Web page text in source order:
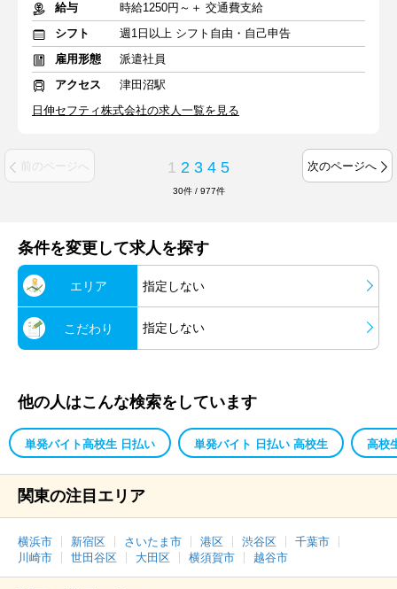
給与
時給1250円～＋ 交通費支給
シフト
週1日以上 シフト自由・自己申告
雇用形態
派遣社員
アクセス
津田沼駅
日伸セフティ株式会社の求人一覧を見る
前のページへ 1 2 3 4 5 次のページへ
30件 / 977件
条件を変更して求人を探す
エリア 指定しない
こだわり 指定しない
他の人はこんな検索をしています
単発バイト高校生 日払い 単発バイト 日払い 高校生 高校
関東の注目エリア
横浜市 新宿区 さいたま市 港区 渋谷区
千葉市
川崎市
世田谷区 大田区 横須賀市 越谷市